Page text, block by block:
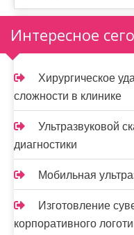
Интересное
Хирургическое
сложности в клинике
Ультразвуковой
диагностики
Мобильная
Изготовление
корпоративного